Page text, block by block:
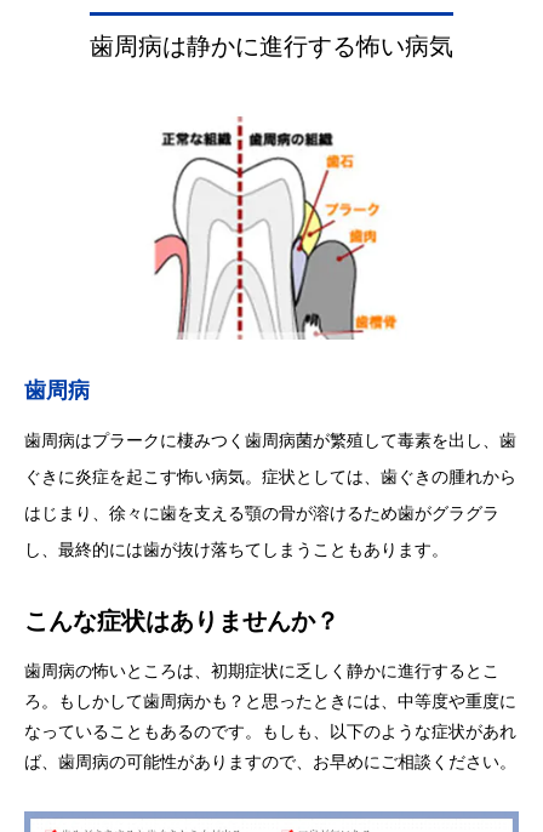
歯周病は静かに進行する怖い病気
歯周病
歯周病はプラークに棲みつく歯周病菌が繁殖して毒素を出し、歯
ぐきに炎症を起こす怖い病気。症状としては、歯ぐきの腫れから
はじまり、徐々に歯を支える顎の骨が溶けるため歯がグラグラ
し、最終的には歯が抜け落ちてしまうこともあります。
こんな症状はありませんか？
歯周病の怖いところは、初期症状に乏しく静かに進行するとこ
ろ。もしかして歯周病かも？と思ったときには、中等度や重度に
なっていることもあるのです。もしも、以下のような症状があれ
ば、歯周病の可能性がありますので、お早めにご相談ください。